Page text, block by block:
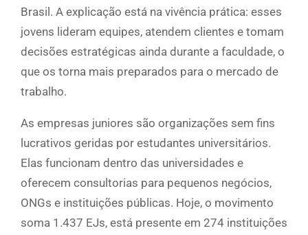
Brasil. A explicação está na vivência prática: esses
jovens lideram equipes, atendem clientes e tomam
decisões estratégicas ainda durante a faculdade, o
que os torna mais preparados para o mercado de
trabalho.
As empresas juniores são organizações sem fins
lucrativos geridas por estudantes universitários.
Elas funcionam dentro das universidades e
oferecem consultorias para pequenos negócios,
ONGs e instituições públicas. Hoje, o movimento
soma 1.437 EJs, está presente em 274 instituições